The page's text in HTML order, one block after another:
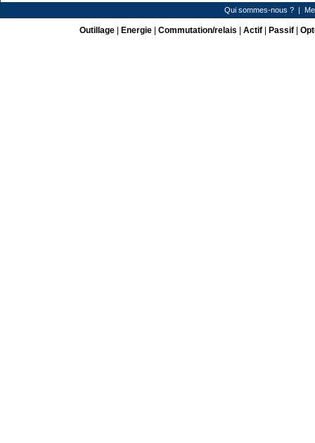
Qui sommes-nous ? |
Outillage| Energie| Commutation/relais Actif| Passif|